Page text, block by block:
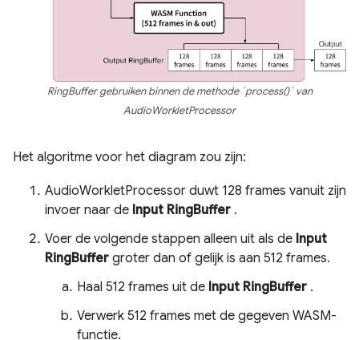
RingBuffer gebruiken binnen de methode `process()` van
AudioWorkletProcessor
Het algoritme voor het diagram zou zijn:
AudioWorkletProcessor duwt 128 frames vanuit zijn
invoer naar de Input RingBuffer .
Voer de volgende stappen alleen uit als de Input
RingBuffer groter dan of gelijk is aan 512 frames.
Haal 512 frames uit de Input RingBuffer .
Verwerk 512 frames met de gegeven WASM-
functie.